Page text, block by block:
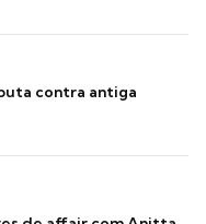
contra antiga